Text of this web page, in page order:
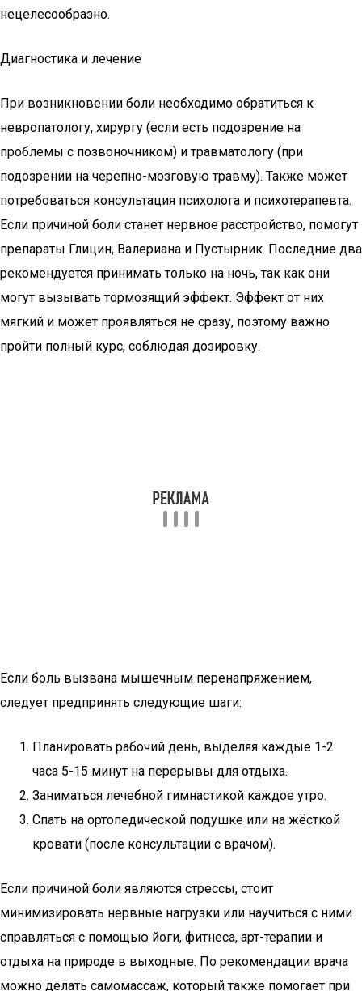
нецелесообразно.
Диагностика и лечение
При возникновении боли необходимо обратиться к
невропатологу, хирургу (если есть подозрение на
проблемы с позвоночником) и травматологу (при
подозрении на черепно-мозговую травму). Также может
потребоваться консультация психолога и психотерапевта.
Если причиной боли станет нервное расстройство, помогут
препараты Глицин, Валериана и Пустырник. Последние два
рекомендуется принимать только на ночь, так как они
могут вызывать тормозящий эффект. Эффект от них
мягкий и может проявляться не сразу, поэтому важно
пройти полный курс, соблюдая дозировку.
Если боль вызвана мышечным перенапряжением,
следует предпринять следующие шаги:
Планировать рабочий день, выделяя каждые 1-2
часа 5-15 минут на перерывы для отдыха.
Заниматься лечебной гимнастикой каждое утро.
Спать на ортопедической подушке или на жёсткой
кровати (после консультации с врачом).
Если причиной боли являются стрессы, стоит
минимизировать нервные нагрузки или научиться с ними
справляться с помощью йоги, фитнеса, арт-терапии и
отдыха на природе в выходные. По рекомендации врача
можно делать самомассаж, который также помогает при